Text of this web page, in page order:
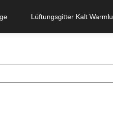
Lüftungsgitter Kalt